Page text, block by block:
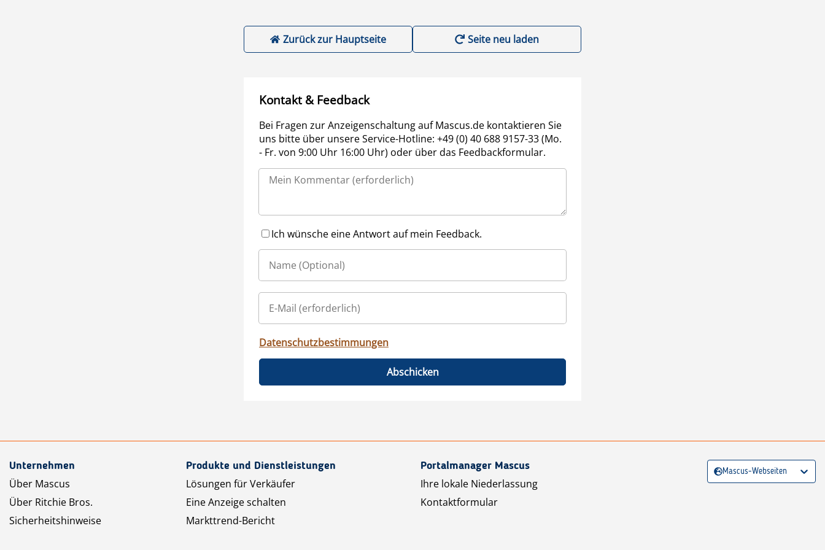
Zurück zur Hauptseite Seite neu laden
Kontakt & Feedback
Bei Fragen zur Anzeigenschaltung auf Mascus.de kontaktieren Sie
uns bitte über unsere Service-Hotline: +49 (0) 40 688 9157-33 (Mo.
- Fr. von 9:00 Uhr 16:00 Uhr) oder über das Feedbackformular.
Ich wünsche eine Antwort auf mein Feedback.
Datenschutzbestimmungen
Abschicken
Unternehmen
Über Mascus
Über Ritchie Bros.
Sicherheitshinweise
Produkte und Dienstleistungen
Lösungen für Verkäufer
Eine Anzeige schalten
Markttrend-Bericht
Portalmanager Mascus
Ihre lokale Niederlassung
Kontaktformular
Mascus-Webseiten